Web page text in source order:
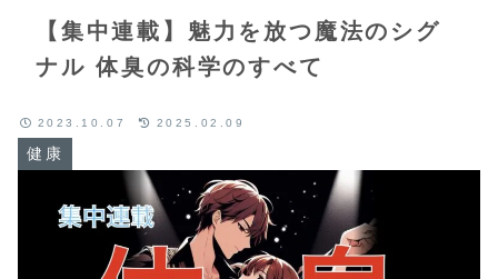
【集中連載】魅力を放つ魔法のシグ
ナル 体臭の科学のすべて
健康
2023.10.07 2025.02.09